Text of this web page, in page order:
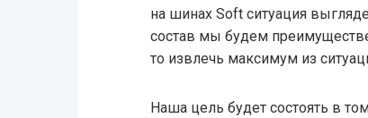
на шинах Soft ситуация
состав мы будем
то извлечь максимум из
Наша цель будет состоять в